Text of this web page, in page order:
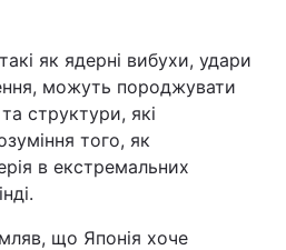
як ядерні вибухи, удари
можуть породжувати
структури, які
того, як
в екстремальних
що Японія хоче